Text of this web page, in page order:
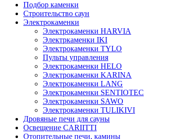
Подбор каменки
Строительство саун
Электрокаменки
Электрокаменки HARVIA
Электркаменки IKI
Электрокаменки TYLO
Пульты управления
Электрокаменки HELO
Электрокаменки KARINA
Электрокаменки LANG
Электрокаменки SENTIOTEC
Электрокаменки SAWO
Электрокаменки TULIKIVI
Дровяные печи для сауны
Освещение CARIITTI
Отопительные печи, камины